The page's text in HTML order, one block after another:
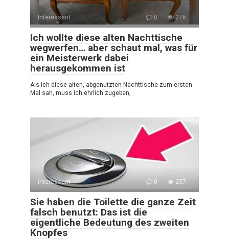
Interessant 0 276
Ich wollte diese alten Nachttische
wegwerfen… aber schaut mal, was für
ein Meisterwerk dabei
herausgekommen ist
Als ich diese alten, abgenutzten Nachttische zum ersten
Mal sah, muss ich ehrlich zugeben,
Interessant 0 257
Sie haben die Toilette die ganze Zeit
falsch benutzt: Das ist die
eigentliche Bedeutung des zweiten
Knopfes